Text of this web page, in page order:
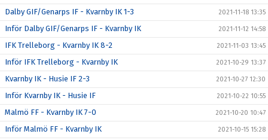
Dalby GIF/Genarps IF - Kvarnby IK 1-3 2021-11-18 13:35
Inför Dalby GIF/Genarps IF - Kvarnby IK 2021-11-12 14:58
IFK Trelleborg - Kvarnby IK 8-2 2021-11-03 13:45
Inför IFK Trelleborg - Kvarnby IK 2021-10-29 13:37
Kvarnby IK - Husie IF 2-3 2021-10-27 12:30
Inför Kvarnby IK - Husie IF 2021-10-22 10:55
Malmö FF - Kvarnby IK 7-0 2021-10-20 10:47
Inför Malmö FF - Kvarnby IK 2021-10-15 15:28